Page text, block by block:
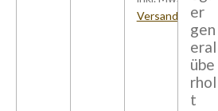
Versandkosten
er
gen
eral
übe
rhol
t